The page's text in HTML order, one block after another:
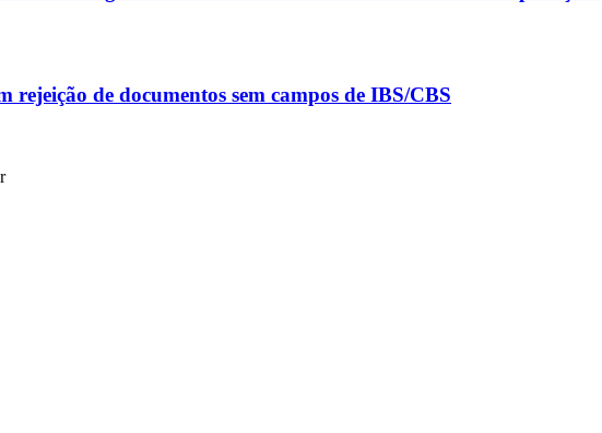
rejeição de documentos sem campos de IBS/CBS